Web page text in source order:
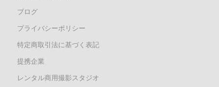
ブログ
プライバシーポリシー
特定商取引法に基づく表記
提携企業
レンタル商用撮影スタジオ